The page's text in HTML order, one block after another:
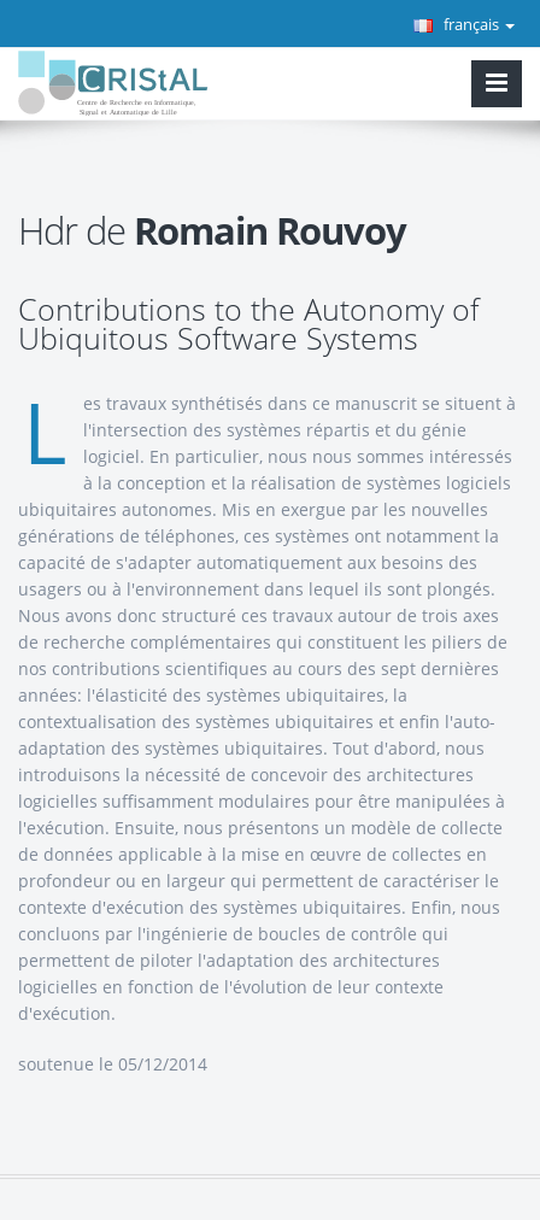
français
Hdr de Romain Rouvoy
Contributions to the Autonomy of
Ubiquitous Software Systems
L
es travaux synthétisés dans ce manuscrit se situent à
l'intersection des systèmes répartis et du génie
logiciel. En particulier, nous nous sommes intéressés
à la conception et la réalisation de systèmes logiciels
ubiquitaires autonomes. Mis en exergue par les nouvelles
générations de téléphones, ces systèmes ont notamment la
capacité de s'adapter automatiquement aux besoins des
usagers ou à l'environnement dans lequel ils sont plongés.
Nous avons donc structuré ces travaux autour de trois axes
de recherche complémentaires qui constituent les piliers de
nos contributions scientifiques au cours des sept dernières
années: l'élasticité des systèmes ubiquitaires, la
contextualisation des systèmes ubiquitaires et enfin l'auto-
adaptation des systèmes ubiquitaires. Tout d'abord, nous
introduisons la nécessité de concevoir des architectures
logicielles suffisamment modulaires pour être manipulées à
l'exécution. Ensuite, nous présentons un modèle de collecte
de données applicable à la mise en œuvre de collectes en
profondeur ou en largeur qui permettent de caractériser le
contexte d'exécution des systèmes ubiquitaires. Enfin, nous
concluons par l'ingénierie de boucles de contrôle qui
permettent de piloter l'adaptation des architectures
logicielles en fonction de l'évolution de leur contexte
d'exécution.
soutenue le 05/12/2014